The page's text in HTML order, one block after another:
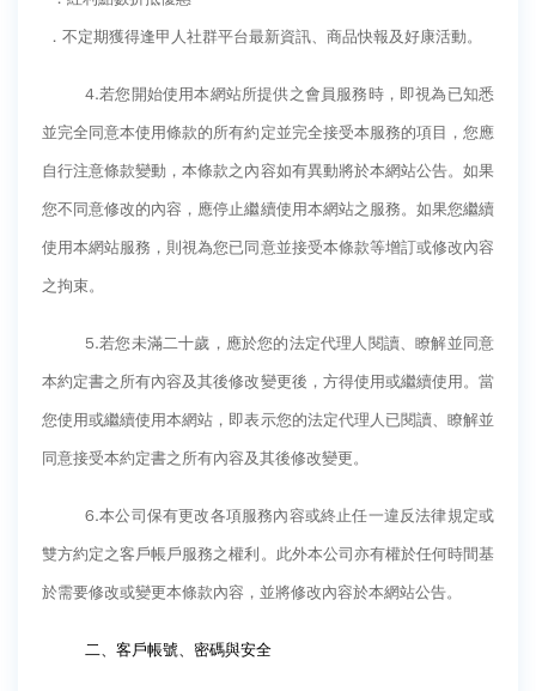
舊版圖?】--世界500強企業
龍谷大學師生來訪逢甲 共同探討永續林業與CLT
建築發展
傳承逢甲精神！泰國校友會45週年慶 新任會長
上任、青年世代接棒注入新動能
2025.08.31 逢甲大學泰國校友會第13&14屆
會長交接典禮 泰國三日之旅
逢甲大學加東校友會 2025 Aug 31 聚會
逢甲大學泰國校友會45周年慶 暨第13、14屆
逢甲大學泰國校友會 第45週年會員大會 於昭披
耶河舉辦歡迎宴
逢甲資電科技與未來系列演講 10/14 簡良益 董
．不定期獲得逢甲人社群平台最新資訊、商品快報及好康活動。
4.若您開始使用本網站所提供之會員服務時，即視為已知悉
並完全同意本使用條款的所有約定並完全接受本服務的項目，您應
自行注意條款變動，本條款之內容如有異動將於本網站公告。如果
您不同意修改的內容，應停止繼續使用本網站之服務。如果您繼續
使用本網站服務，則視為您已同意並接受本條款等增訂或修改內容
之拘束。
5.若您未滿二十歲，應於您的法定代理人閱讀、瞭解並同意
本約定書之所有內容及其後修改變更後，方得使用或繼續使用。當
您使用或繼續使用本網站，即表示您的法定代理人已閱讀、瞭解並
同意接受本約定書之所有內容及其後修改變更。
6.本公司保有更改各項服務內容或終止任一違反法律規定或
雙方約定之客戶帳戶服務之權利。此外本公司亦有權於任何時間基
於需要修改或變更本條款內容，並將修改內容於本網站公告。
二、客戶帳號、密碼與安全